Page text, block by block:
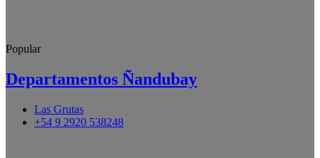
Popular
Departamentos Ñandubay
Las Grutas
+54 9 2920 538248